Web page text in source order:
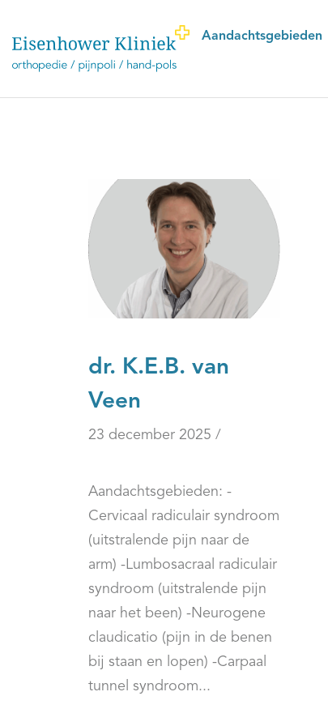
Aandachtsgebieden
dr. K.E.B. van
Veen
23 december 2025 /
Aandachtsgebieden: -
Cervicaal radiculair syndroom
(uitstralende pijn naar de
arm) -Lumbosacraal radiculair
syndroom (uitstralende pijn
naar het been) -Neurogene
claudicatio (pijn in de benen
bij staan en lopen) -Carpaal
tunnel syndroom...